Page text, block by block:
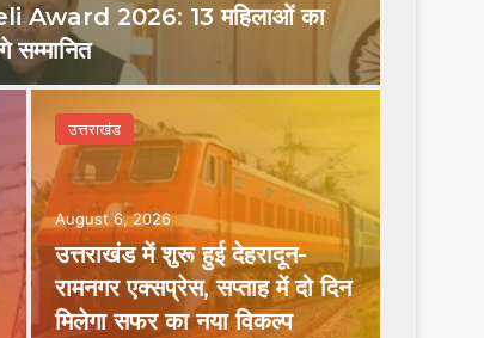
2026: 13 महिलाओं का
उत्तराखंड
August 6, 2026
उत्तराखंड में शुरू हुई देहरादून-
रामनगर एक्सप्रेस, सप्ताह में दो दिन
मिलेगा सफर का नया विकल्प